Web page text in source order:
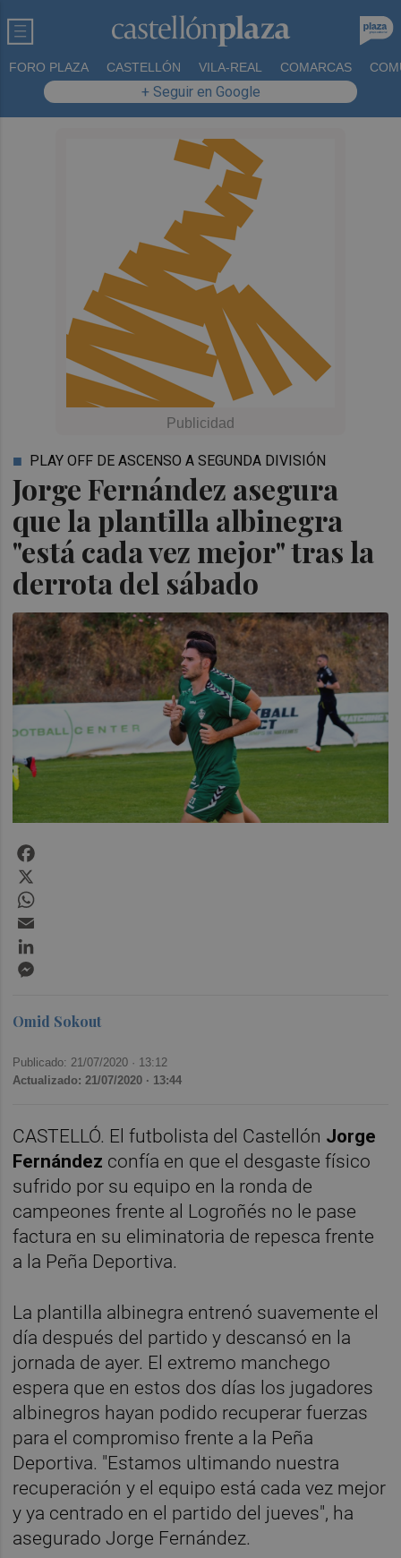
FORO PLAZA CASTELLÓN VILA-REAL COMARCAS
+ Seguir en Google
Jorge Fernández asegura
que la plantilla albinegra
"está cada vez mejor" tras la
derrota del sábado
PLAY OFF DE ASCENSO A SEGUNDA DIVISIÓN
Omid Sokout
Publicado: 21/07/2020 · 13:12
Actualizado: 21/07/2020 · 13:44
CASTELLÓ. El futbolista del Castellón Jorge
Fernández confía en que el desgaste físico
sufrido por su equipo en la ronda de
campeones frente al Logroñés no le pase
factura en su eliminatoria de repesca frente
a la Peña Deportiva.
La plantilla albinegra entrenó suavemente el
día después del partido y descansó en la
jornada de ayer. El extremo manchego
espera que en estos dos días los jugadores
albinegros hayan podido recuperar fuerzas
para el compromiso frente a la Peña
Deportiva. "Estamos ultimando nuestra
recuperación y el equipo está cada vez mejor
y ya centrado en el partido del jueves", ha
asegurado Jorge Fernández.